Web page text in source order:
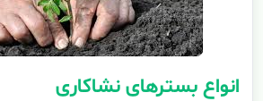
انواع بسترهای نشاکاری